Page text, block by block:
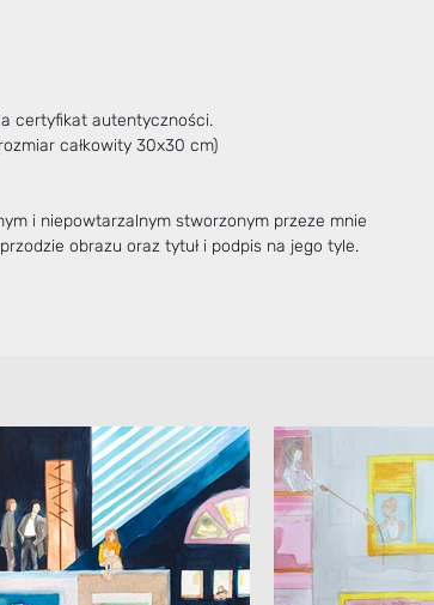
certyfikat autentyczności.
całkowity 30x30 cm)
i niepowtarzalnym stworzonym przeze mnie
obrazu oraz tytuł i podpis na jego tyle.